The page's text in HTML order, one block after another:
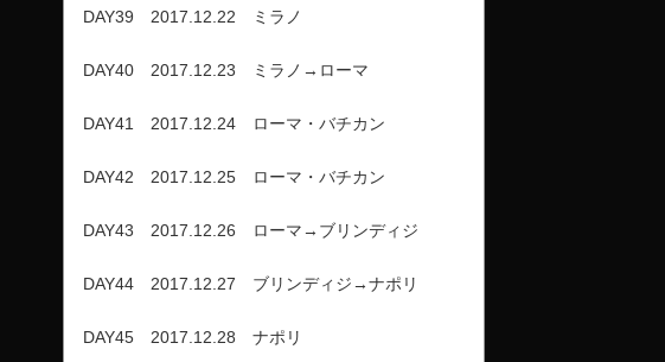
DAY39 2017.12.22 ミラノ
DAY40 2017.12.23 ミラノ→ローマ
DAY41 2017.12.24 ローマ・バチカン
DAY42 2017.12.25 ローマ・バチカン
DAY43 2017.12.26 ローマ→ブリンディジ
DAY44 2017.12.27 ブリンディジ→ナポリ
DAY45 2017.12.28 ナポリ